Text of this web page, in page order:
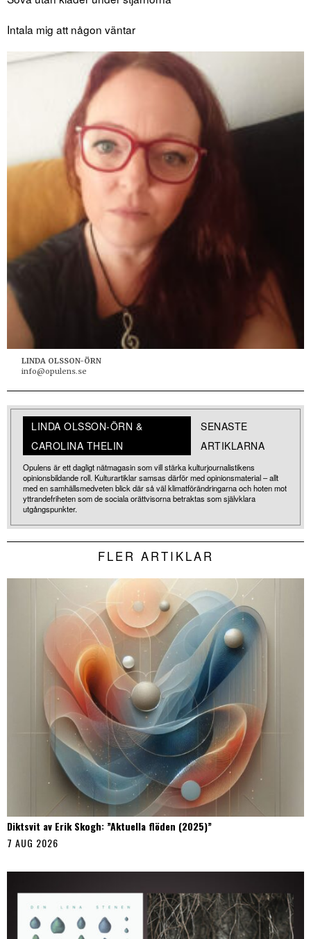
Intala mig att någon väntar
LINDA OLSSON-ÖRN
info@opulens.se
LINDA OLSSON-ÖRN &
CAROLINA THELIN
SENASTE
ARTIKLARNA
Opulens är ett dagligt nätmagasin som vill stärka kulturjournalistikens
opinionsbildande roll. Kulturartiklar samsas därför med opinionsmaterial – allt
med en samhällsmedveten blick där så väl klimatförändringarna och hoten mot
yttrandefriheten som de sociala orättvisorna betraktas som självklara
utgångspunkter.
FLER ARTIKLAR
Diktsvit av Erik Skogh: ”Aktuella flöden (2025)”
7 AUG 2026